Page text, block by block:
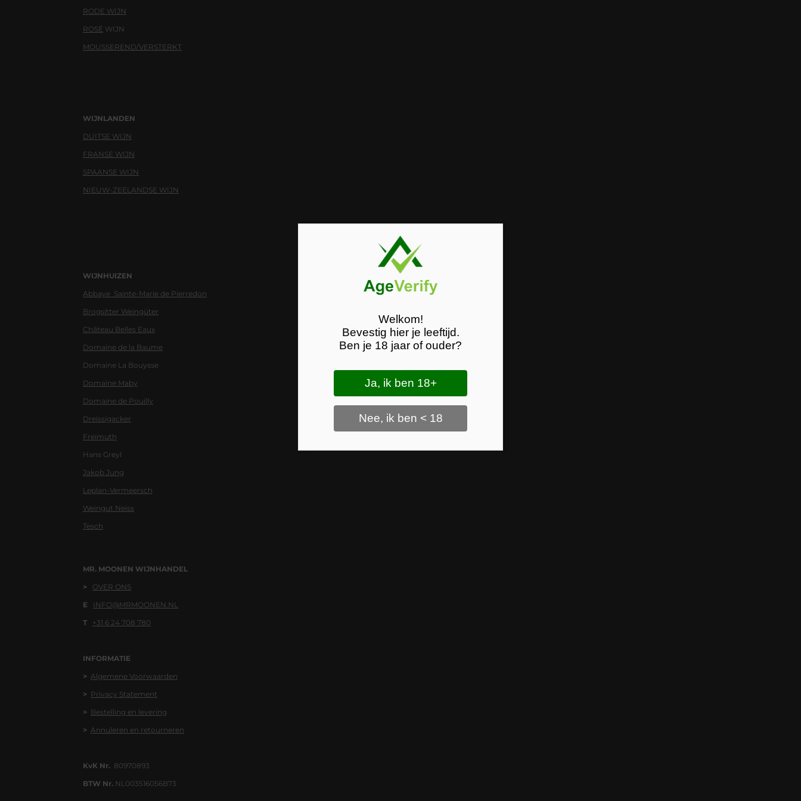
RODE WIJN
ROSÉ WIJN
MOUSSEREND/VERSTERKT
WIJNLANDEN
DUITSE WIJN
FRANSE WIJN
SPAANSE WIJN
NIEUW-ZEELANDSE WIJN
WIJNHUIZEN
Abbaye Sainte-Marie de Pierredon
Brogsitter Weingüter
Château Belles Eaux
Domaine de la Baume
Domaine La Bouysse
Domaine Maby
Domaine de Pouilly
Dreissigacker
Freimuth
Hans Greyl
Jakob Jung
Leplan-Vermeersch
Weingut Neiss
Tesch
MR. MOONEN WIJNHANDEL
>
OVER ONS
E
INFO@MRMOONEN.NL
T
+31 6 24 708 780
INFORMATIE
> Algemene Voorwaarden
> Privacy Statement
> Bestelling en levering
> Annuleren en retourneren
KvK Nr. 80970893
BTW Nr. NL003516056B73
Welkom!
Bevestig hier je leeftijd.
Ben je 18 jaar of ouder?
Ja, ik ben 18+
Nee, ik ben < 18